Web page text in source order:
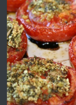
ПРЕДЛАГА
ПРЕДЛАГА